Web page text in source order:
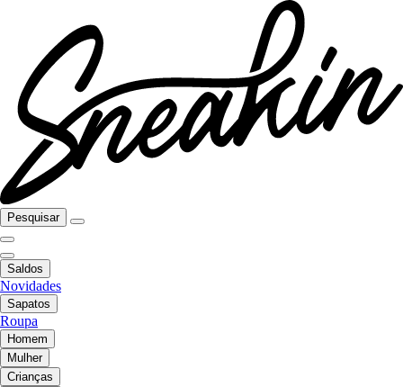
Pesquisar
Saldos
Novidades
Sapatos
Roupa
Homem
Mulher
Crianças